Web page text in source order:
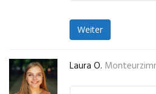
Weiter
Laura O.